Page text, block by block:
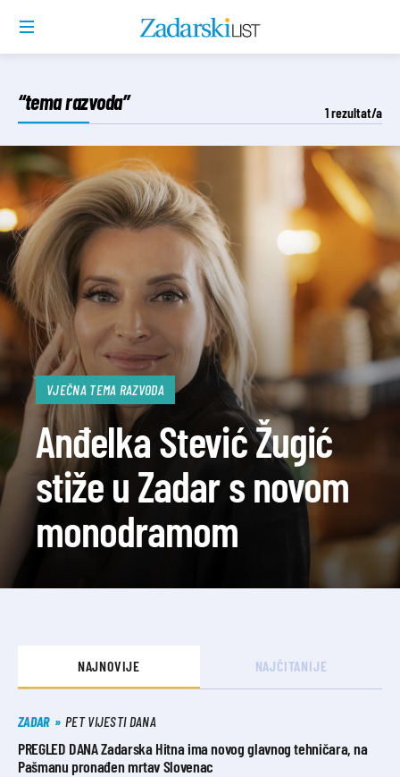
“tema razvoda” 1rezultat/a
VJEČNA TEMA RAZVODA
Anđelka Stević Žugić
stiže u Zadar s novom
monodramom
NAJNOVIJE NAJČITANIJE
ZADAR PET VIJESTI DANA
PREGLED DANA Zadarska Hitna ima novog glavnog tehničara, na
Pašmanu pronađen mrtav Slovenac